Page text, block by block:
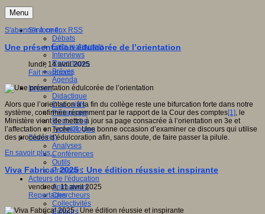
Menu
S'informer
Débats
Faits marquants
Interviews
Reportages
Brèves
Agenda
Innover
Didactique
Dispositifs
Pédagogie
Recherche
Technologies
Savoir(s)
Analyses
Conférences
Outils
Pratiques
Acteurs de l'éducation
Animateurs
Chercheurs
Collectivités
Editeurs
S'abonner à ce flux RSS
Une présentation édulcorée de l’orientation
lundi, 14 avril 2025
Fait marquant
Alors que l’orientation à la fin du collège reste une bifurcation forte dans notre
système, confirmée récemment par le rapport de la Cour des comptes[1], le
Ministère vient de mettre à jour sa page consacrée à l’orientation en 3e et
l’affectation en lycée[2]. Une bonne occasion d’examiner ce discours qui utilise
des procédés d’édulcoration afin, sans doute, de faire passer la pilule.
En savoir plus...
Viva Fabrica! 2025 : Une édition réussie et inspirante
vendredi, 11 avril 2025
Reportages